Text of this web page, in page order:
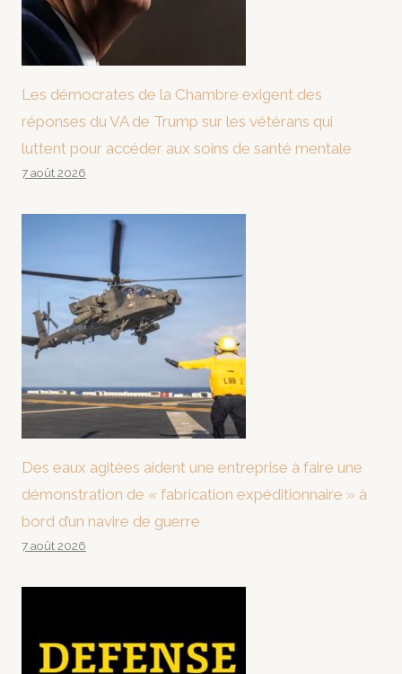
Les démocrates de la Chambre exigent des
réponses du VA de Trump sur les vétérans qui
luttent pour accéder aux soins de santé mentale
7 août 2026
Des eaux agitées aident une entreprise à faire une
démonstration de « fabrication expéditionnaire » à
bord d’un navire de guerre
7 août 2026